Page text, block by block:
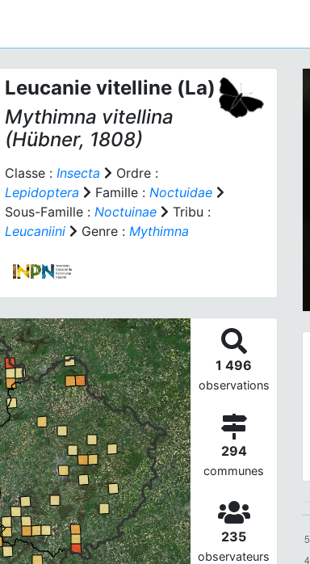
Leucanie vitelline (La)
Mythimna vitellina
(Hübner, 1808)
Classe : Insecta
Ordre :
Lepidoptera
Famille : Noctuidae
Sous-Famille : Noctuinae
Tribu :
Leucaniini
Genre : Mythimna
1 496
observations
294
communes
235
observateurs